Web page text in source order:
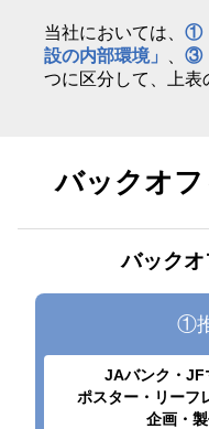
当社においては、 ①
設の内部環境」
③
つに区分して、上表
バックオ
バック
①
JAバンク・JF
ポスター・リーフ
企画・